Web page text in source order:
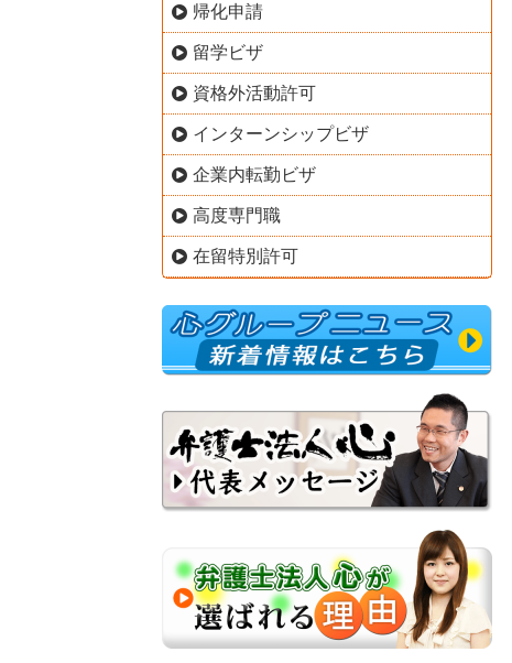
帰化申請
留学ビザ
資格外活動許可
インターンシップビザ
企業内転勤ビザ
高度専門職
在留特別許可